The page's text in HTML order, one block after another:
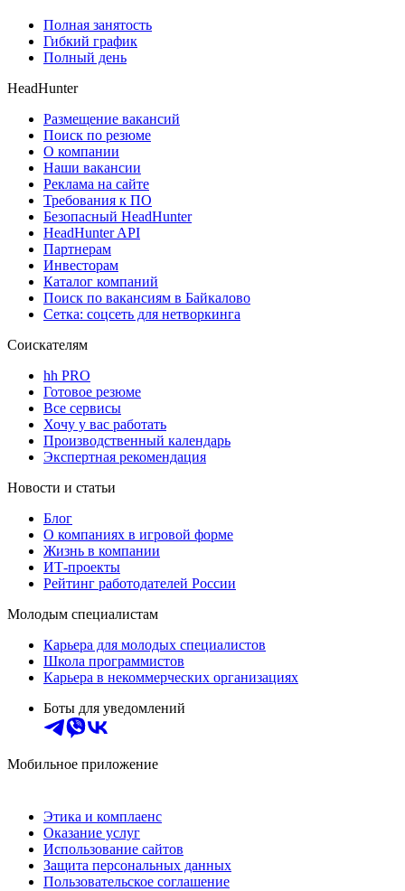
Полная занятость
Гибкий график
Полный день
HeadHunter
Размещение вакансий
Поиск по резюме
О компании
Наши вакансии
Реклама на сайте
Требования к ПО
Безопасный HeadHunter
HeadHunter API
Партнерам
Инвесторам
Каталог компаний
Поиск по вакансиям в Байкалово
Сетка: соцсеть для нетворкинга
Соискателям
hh PRO
Готовое резюме
Все сервисы
Хочу у вас работать
Производственный календарь
Экспертная рекомендация
Новости и статьи
Блог
О компаниях в игровой форме
Жизнь в компании
ИТ-проекты
Рейтинг работодателей России
Молодым специалистам
Карьера для молодых специалистов
Школа программистов
Карьера в некоммерческих организациях
Боты для уведомлений
Мобильное приложение
Этика и комплаенс
Оказание услуг
Использование сайтов
Защита персональных данных
Пользовательское соглашение